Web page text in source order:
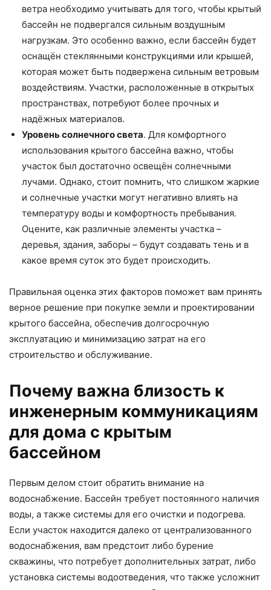
ветра необходимо учитывать для того, чтобы крытый
бассейн не подвергался сильным воздушным
нагрузкам. Это особенно важно, если бассейн будет
оснащён стеклянными конструкциями или крышей,
которая может быть подвержена сильным ветровым
воздействиям. Участки, расположенные в открытых
пространствах, потребуют более прочных и
надёжных материалов.
Уровень солнечного света. Для комфортного
использования крытого бассейна важно, чтобы
участок был достаточно освещён солнечными
лучами. Однако, стоит помнить, что слишком жаркие
и солнечные участки могут негативно влиять на
температуру воды и комфортность пребывания.
Оцените, как различные элементы участка –
деревья, здания, заборы – будут создавать тень и в
какое время суток это будет происходить.
Правильная оценка этих факторов поможет вам принять
верное решение при покупке земли и проектировании
крытого бассейна, обеспечив долгосрочную
эксплуатацию и минимизацию затрат на его
строительство и обслуживание.
Почему важна близость к
инженерным коммуникациям
для дома с крытым
бассейном
Первым делом стоит обратить внимание на
водоснабжение. Бассейн требует постоянного наличия
воды, а также системы для его очистки и подогрева.
Если участок находится далеко от централизованного
водоснабжения, вам предстоит либо бурение
скважины, что потребует дополнительных затрат, либо
установка системы водоотведения, что также усложнит